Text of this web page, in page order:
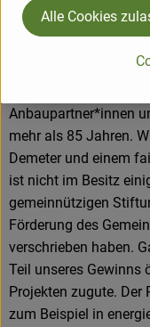
D 29478 Höhbeck
Deutschlands
Anbaupartner*innen
mehr als 85 Jahren.
Demeter und einem
ist nicht im Besitz
gemeinnützigen
Förderung des
verschrieben haben.
Teil unseres Gewinns
Projekten zugute.
zum Beispiel in
Alle Cookies